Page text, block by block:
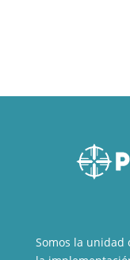
Somos la unidad